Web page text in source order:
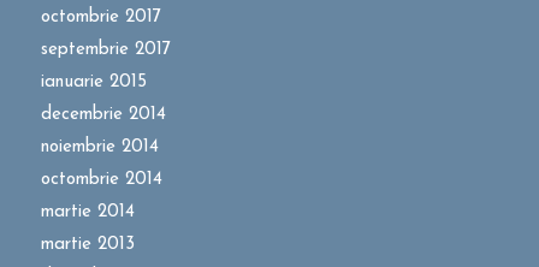
octombrie 2017
septembrie 2017
ianuarie 2015
decembrie 2014
noiembrie 2014
octombrie 2014
martie 2014
martie 2013